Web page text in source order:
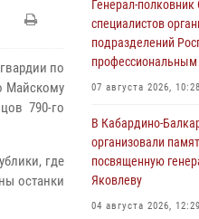
по
Майскому
790-го
где
останки
Генерал-
специалистов
подразделений
07 августа 2026, 10:28
В Кабардино-
организовали
посвященную
Яковлеву
04 августа 2026, 12:29